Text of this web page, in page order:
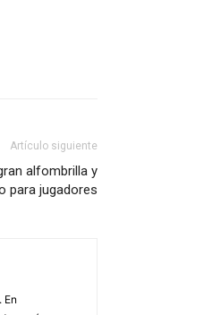
Artículo siguiente
alfombrilla y
para jugadores
En